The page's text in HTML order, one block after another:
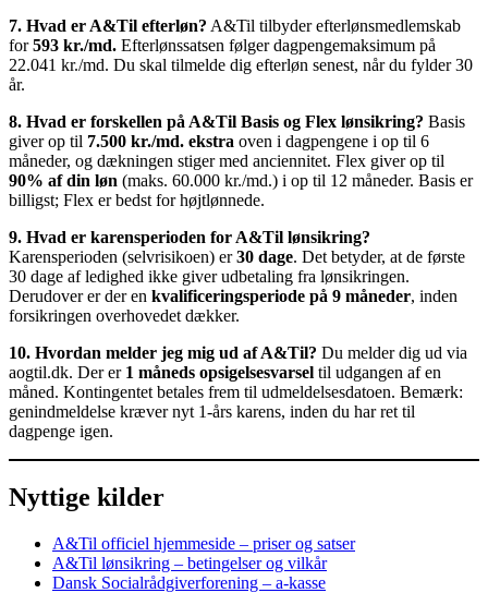
7. Hvad er A&Til efterløn? A&Til tilbyder efterlønsmedlemskab
for593 kr./md. Efterlønssatsen følger dagpengemaksimum på
22.041 kr./md. Du skal tilmelde dig efterløn senest, når du fylder 30
år.
8. Hvad er forskellen på A&Til Basis og Flex lønsikring? Basis
giver op til 7.500 kr./md. ekstra oven i dagpengene i op til 6
måneder, og dækningen stiger med anciennitet. Flex giver op til
90% af din løn (maks. 60.000 kr./md.) i op til 12 måneder. Basis er
billigst; Flex er bedst for højtlønnede.
9. Hvad er karensperioden for A&Til lønsikring?
Karensperioden (selvrisikoen) er30 dage. Det betyder, at de første
30 dage af ledighed ikke giver udbetaling fra lønsikringen.
Derudover er der en kvalificeringsperiode på 9 måneder, inden
forsikringen overhovedet dækker.
10. Hvordan melder jeg mig ud af A&Til? Du melder dig ud via
aogtil.dk. Der er 1 måneds opsigelsesvarsel til udgangen af en
måned. Kontingentet betales frem til udmeldelsesdatoen. Bemærk:
genindmeldelse kræver nyt 1-års karens, inden du har ret til
dagpenge igen.
Nyttige kilder
A&Til officiel hjemmeside – priser og satser
A&Til lønsikring – betingelser og vilkår
Dansk Socialrådgiverforening – a-kasse